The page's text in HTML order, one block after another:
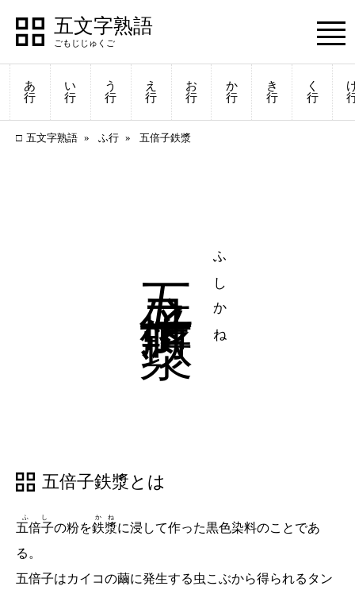
五文字熟語
あ
行
い
行
う
行
え
行
お
行
か
行
き
行
く
行
五文字熟語 ふ行 五倍子鉄漿
ふしかね
五倍子鉄漿
五倍子鉄漿とは
五倍子
ふし
の粉を鉄漿
かね
に浸して作った黒色染料のことであ
る。
五倍子はカイコの繭に発生する虫こぶから得られるタン